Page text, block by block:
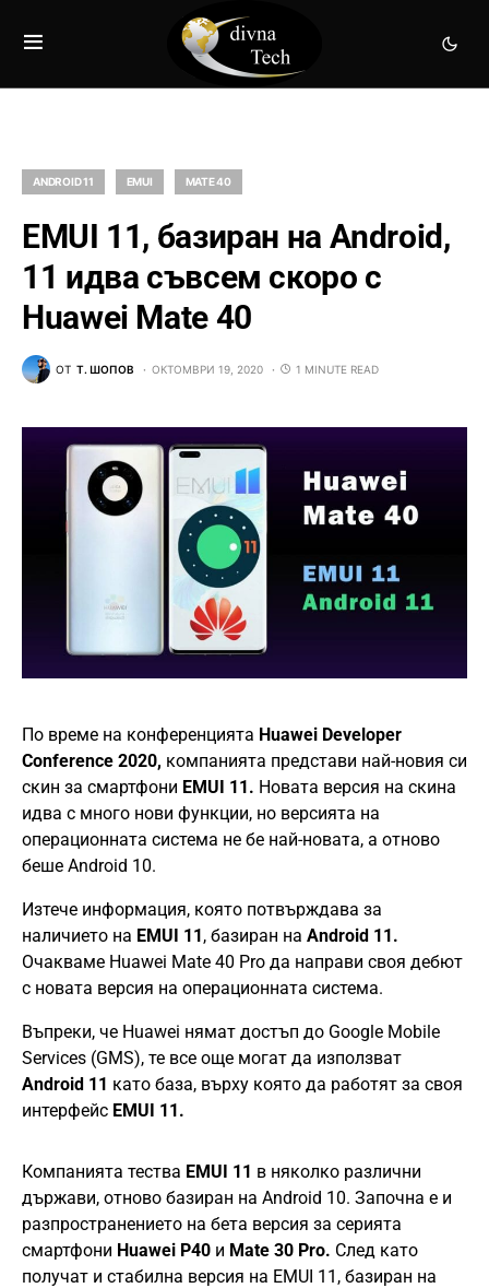
ANDROID 11 EMUI MATE 40
EMUI 11, базиран на Android,
11 идва съвсем скоро с
Huawei Mate 40
ОТ Т. ШОПОВ ОКТОМВРИ 19, 2020 1 MINUTE READ
По време на конференцията Huawei Developer
Conference 2020, компанията представи най-новия си
скин за смартфони EMUI 11. Новата версия на скина
идва с много нови функции, но версията на
операционната система не бе най-новата, а отново
беше Android 10.
Изтече информация, която потвърждава за
наличието на EMUI 11, базиран на Android 11.
Очакваме Huawei Mate 40 Pro да направи своя дебют
с новата версия на операционната система.
Въпреки, че Huawei нямат достъп до Google Mobile
Services (GMS), те все още могат да използват
Android 11 като база, върху която да работят за своя
интерфейс EMUI 11.
Компанията тества EMUI 11 в няколко различни
държави, отново базиран на Android 10. Започна е и
разпространението на бета версия за серията
смартфони Huawei P40 и Mate 30 Pro. След като
получат и стабилна версия на EMUI 11, базиран на